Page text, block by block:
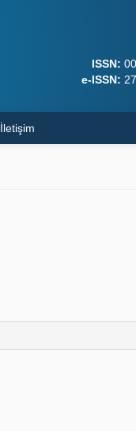
ISSN:
e-ISSN:
İletişim